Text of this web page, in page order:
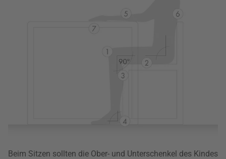
Beim Sitzen sollten die Ober- und Unterschenkel des Kindes